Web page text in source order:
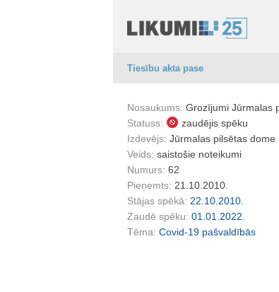
Tiesību akta pase
Nosaukums: Grozījumi Jūrmalas
Statuss:
zaudējis spēku
Izdevējs: Jūrmalas pilsētas dome
Veids: saistošie noteikumi
Numurs: 62
Pieņemts: 21.10.2010.
Stājas spēkā: 22.10.2010.
Zaudē spēku: 01.01.2022.
Tēma: Covid-19 pašvaldībās